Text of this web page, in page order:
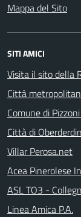
Mappa del Sito
SITI AMICI
Visita il sito della
Città
Comune di
Città di
Villar Perosa.net
Acea Pinerolese
ASL TO3 -
Linea Amica P.A.